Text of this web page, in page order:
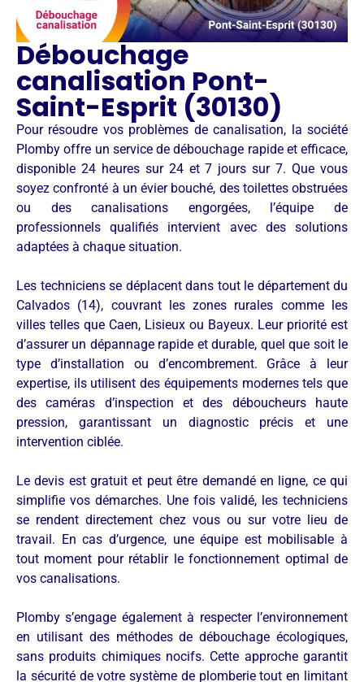
Débouchage
canalisation Pont-
Saint-Esprit (30130)
Pour résoudre vos problèmes de canalisation, la société
Plomby offre un service de débouchage rapide et efficace,
disponible 24 heures sur 24 et 7 jours sur 7. Que vous
soyez confronté à un évier bouché, des toilettes obstruées
ou des canalisations engorgées, l’équipe de
professionnels qualifiés intervient avec des solutions
adaptées à chaque situation.
Les techniciens se déplacent dans tout le département du
Calvados (14), couvrant les zones rurales comme les
villes telles que Caen, Lisieux ou Bayeux. Leur priorité est
d’assurer un dépannage rapide et durable, quel que soit le
type d’installation ou d’encombrement. Grâce à leur
expertise, ils utilisent des équipements modernes tels que
des caméras d’inspection et des déboucheurs haute
pression, garantissant un diagnostic précis et une
intervention ciblée.
Le devis est gratuit et peut être demandé en ligne, ce qui
simplifie vos démarches. Une fois validé, les techniciens
se rendent directement chez vous ou sur votre lieu de
travail. En cas d’urgence, une équipe est mobilisable à
tout moment pour rétablir le fonctionnement optimal de
vos canalisations.
Plomby s’engage également à respecter l’environnement
en utilisant des méthodes de débouchage écologiques,
sans produits chimiques nocifs. Cette approche garantit
la sécurité de votre système de plomberie tout en limitant